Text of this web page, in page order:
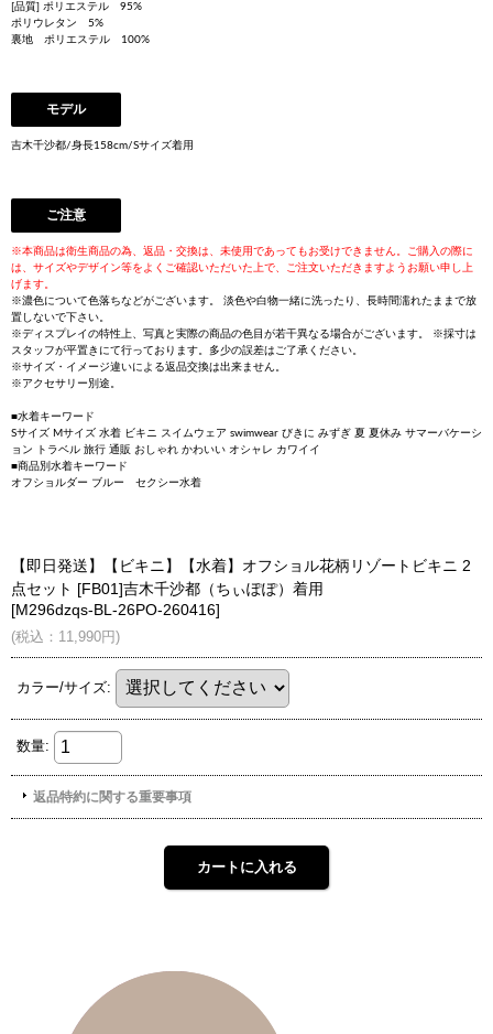
[品質] ポリエステル 95%
ポリウレタン 5%
裏地 ポリエステル 100%
モデル
吉木千沙都/身長158cm/Sサイズ着用
ご注意
※本商品は衛生商品の為、返品・交換は、未使用であってもお受けできません。ご購入の際に
は、サイズやデザイン等をよくご確認いただいた上で、ご注文いただきますようお願い申し上
げます。
※濃色について色落ちなどがございます。 淡色や白物一緒に洗ったり、長時間濡れたままで放
置しないで下さい。
※ディスプレイの特性上、写真と実際の商品の色目が若干異なる場合がございます。 ※採寸は
スタッフが平置きにて行っております。多少の誤差はご了承ください。
※サイズ・イメージ違いによる返品交換は出来ません。
※アクセサリー別途。
■水着キーワード
Sサイズ Mサイズ 水着 ビキニ スイムウェア swimwear びきに みずぎ 夏 夏休み サマーバケーシ
ョン トラベル 旅行 通販 おしゃれ かわいい オシャレ カワイイ
■商品別水着キーワード
オフショルダー ブルー セクシー水着